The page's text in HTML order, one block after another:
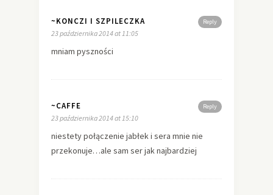
Reply
~KONCZI I SZPILECZKA
23 października 2014 at 11:05
mniam pyszności
Reply
~CAFFE
23 października 2014 at 15:10
niestety połączenie jabłek i sera mnie nie
przekonuje…ale sam ser jak najbardziej